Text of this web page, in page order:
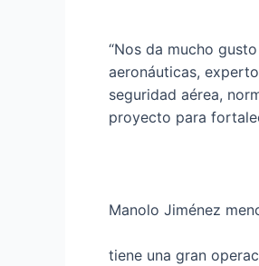
“Nos da mucho
aeronáuticas,
seguridad aérea,
proyecto para
Manolo Jiménez
tiene una gran